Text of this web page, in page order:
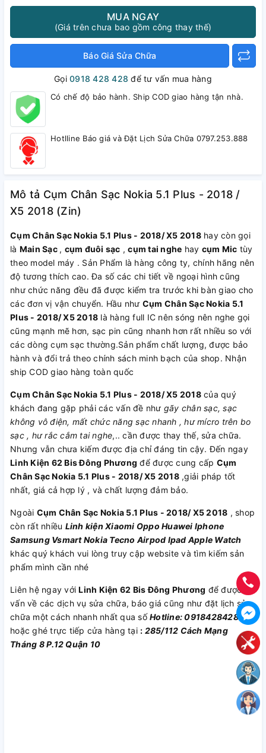
MUA NGAY
(Giá trên chưa bao gồm công thay thế)
Báo Giá Sửa Chữa
Gọi0918 428 428 để tư vấn mua hàng
Có chế độ bảo hành. Ship COD giao hàng tận nhà.
Hotlline Báo giá và Đặt Lịch Sửa Chữa 0797.253.888
Mô tả Cụm Chân Sạc Nokia 5.1 Plus - 2018 /
X5 2018 (Zin)
Cụm Chân Sạc Nokia 5.1 Plus - 2018/ X5 2018hay còn gọi
là Main Sạc , cụm đuôi sạc ,cụm tai nghe hay cụm Mic tùy
theo model máy . Sản Phẩm là hàng công ty, chính hãng nên
độ tương thích cao. Đa số các chi tiết về ngoại hình cũng
như chức năng đều đã được kiểm tra trước khi bàn giao cho
các đơn vị vận chuyển. Hầu như Cụm Chân Sạc Nokia 5.1
Plus - 2018/ X5 2018 là hàng full IC nên sóng nên nghe gọi
cũng mạnh mẽ hơn, sạc pin cũng nhanh hơn rất nhiều so với
các dòng cụm sạc thường.Sản phẩm chất lượng, được bảo
hành và đổi trả theo chính sách minh bạch của shop. Nhận
ship COD giao hàng toàn quốc
Cụm Chân Sạc Nokia 5.1 Plus - 2018/ X5 2018của quý
khách đang gặp phải các vấn đề như gãy chân sạc, sạc
không vô điện, mất chức năng sạc nhanh , hư mícro trên bo
sạc , hư rắc cắm tai nghe,.. cần được thay thế, sửa chữa.
Nhưng vẫn chưa kiếm được địa chỉ đáng tin cậy. Đến ngay
Linh Kiện 62 Bis Đông Phương để được cung cấp Cụm
Chân Sạc Nokia 5.1 Plus - 2018/ X5 2018,giải pháp tốt
nhất, giá cả hợp lý , và chất lượng đảm bảo.
Ngoài Cụm Chân Sạc Nokia 5.1 Plus - 2018/ X5 2018 , shop
còn rất nhiều Linh kiện Xiaomi Oppo Huawei Iphone
Samsung Vsmart Nokia Tecno Airpod Ipad Apple Watch
khác quý khách vui lòng truy cập website và tìm kiếm sản
phẩm mình cần nhé
Liên hệ ngay vớiLinh Kiện 62 Bis Đông Phương để được tư
vấn về các dịch vụ sửa chữa, báo giá cũng như đặt lịch sửa
chữa một cách nhanh nhất qua sốHotline: 0918428428
hoặc ghé trực tiếp cửa hàng tại : 285/112 Cách Mạng
Tháng 8 P.12 Quận 10